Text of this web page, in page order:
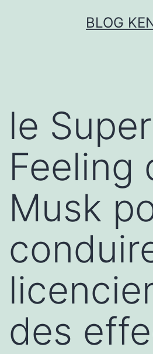
BLOG
le
Feeling
Musk
des